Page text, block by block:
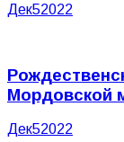
Дек52022
Мордовской
Дек52022